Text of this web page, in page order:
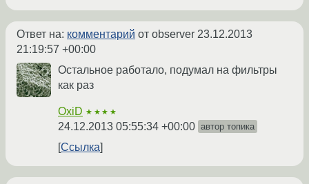
Ответ на: комментарий от observer 23.12.2013
21:19:57 +00:00
Остальное работало, подумал на фильтры
как раз
OxiD ★★★★
24.12.2013 05:55:34 +00:00 автор топика
Ссылка